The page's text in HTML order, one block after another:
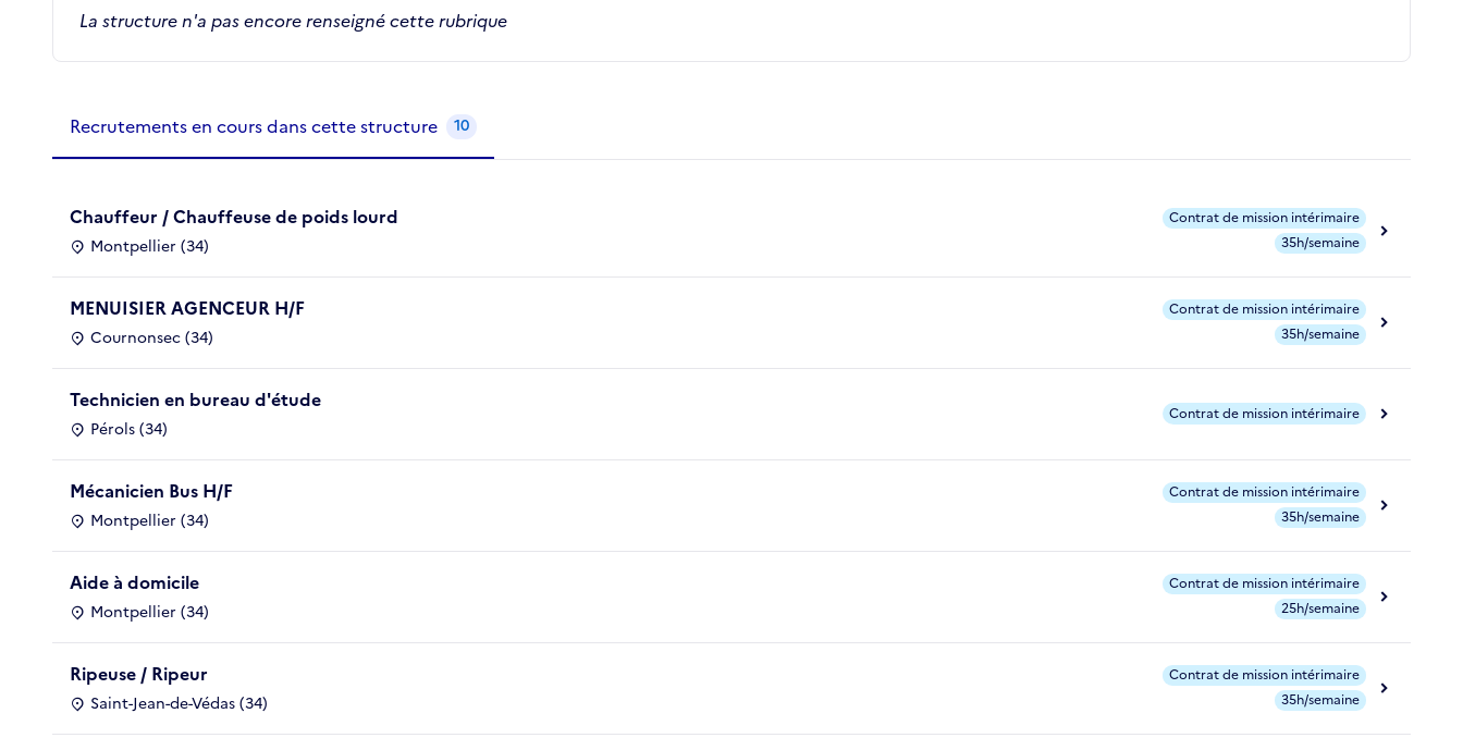
La structure n'a pas encore renseigné cette rubrique
Recrutements de la structure
Recrutements en cours dans cette structure 10
Chauffeur / Chauffeuse de poids lourd
Montpellier (34)
Contrat de mission intérimaire
35h/semaine
MENUISIER AGENCEUR H/F
Cournonsec (34)
Contrat de mission intérimaire
35h/semaine
Technicien en bureau d'étude
Pérols (34)
Contrat de mission intérimaire
Mécanicien Bus H/F
Montpellier (34)
Contrat de mission intérimaire
35h/semaine
Aide à domicile
Montpellier (34)
Contrat de mission intérimaire
25h/semaine
Ripeuse / Ripeur
Saint-Jean-de-Védas (34)
Contrat de mission intérimaire
35h/semaine